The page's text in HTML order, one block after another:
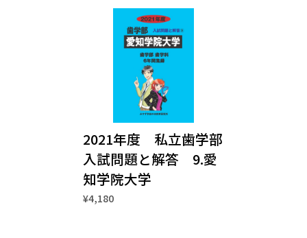
2021年度 私立歯学部
入試問題と解答 9.愛
知学院大学
¥4,180